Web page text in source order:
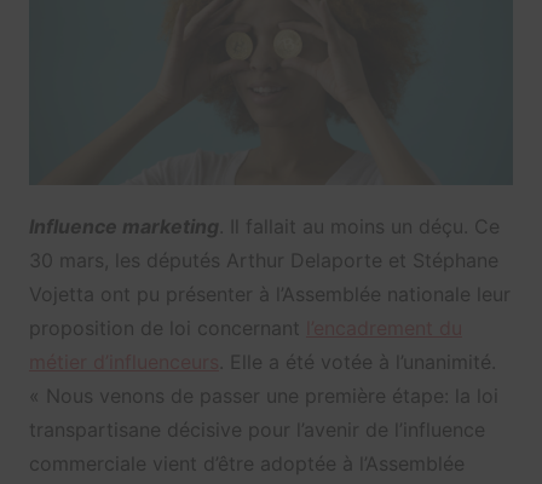
Influence marketing . Il fallait au moins un déçu. Ce
30 mars, les députés Arthur Delaporte et Stéphane
Vojetta ont pu présenter à l’Assemblée nationale leur
proposition de loi concernant
. Elle a été votée à l’unanimité.
«
Nous venons de passer une première étape: la loi
transpartisane décisive pour l’avenir de l’influence
commerciale vient d’être adoptée à l’Assemblée